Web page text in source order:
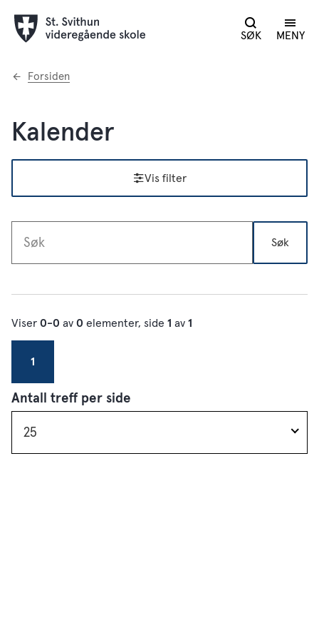
SØK MENY
Du
Forsiden
Kalender
Vis filter
Søketekst Søk
Viser 0-0 av 0 elementer, side 1 av 1
1
Antall treff per side
25